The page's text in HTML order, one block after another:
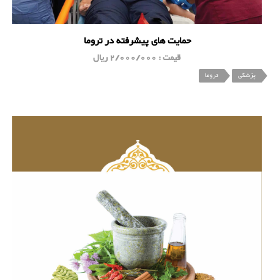
حمایت های پیشرفته در تروما
قیمت : 2/000/000 ریال
پزشکی تروما